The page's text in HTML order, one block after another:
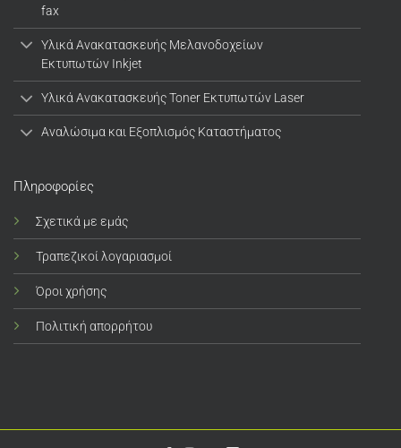
fax
Υλικά Ανακατασκευής Μελανοδοχείων
Εκτυπωτών Inkjet
Υλικά Ανακατασκευής Toner Εκτυπωτών Laser
Αναλώσιμα και Εξοπλισμός Καταστήματος
Πληροφορίες
Σχετικά με εμάς
Τραπεζικοί λογαριασμοί
Όροι χρήσης
Πολιτική απορρήτου